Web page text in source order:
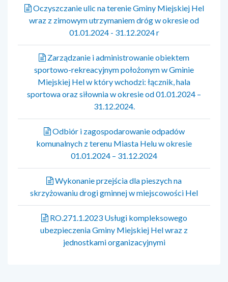
Oczyszczanie ulic na terenie Gminy Miejskiej Hel
wraz z zimowym utrzymaniem dróg w okresie od
01.01.2024 - 31.12.2024 r
Zarządzanie i administrowanie obiektem
sportowo-rekreacyjnym położonym w Gminie
Miejskiej Hel w który wchodzi: łącznik, hala
sportowa oraz siłownia w okresie od 01.01.2024 –
31.12.2024.
Odbiór i zagospodarowanie odpadów
komunalnych z terenu Miasta Helu w okresie
01.01.2024 – 31.12.2024
Wykonanie przejścia dla pieszych na
skrzyżowaniu drogi gminnej w miejscowości Hel
RO.271.1.2023 Usługi kompleksowego
ubezpieczenia Gminy Miejskiej Hel wraz z
jednostkami organizacyjnymi